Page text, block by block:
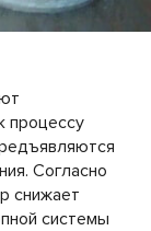
процессу
Согласно
снижает
системы